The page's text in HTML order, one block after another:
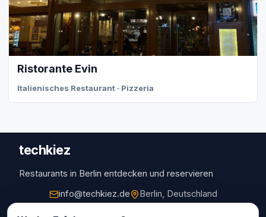
Ristorante Evin
Italienisches Restaurant · Pizzeria
techkiez
Restaurants in Berlin entdecken und reservieren
info@techkiez.de
Berlin, Deutschland